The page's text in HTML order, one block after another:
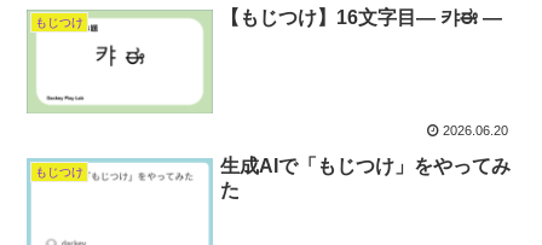
もじつけ 【もじつけ】16文字目― 캬ಈ ―
2026.06.20
もじつけ
生成AIで「もじつけ」をやってみ
た